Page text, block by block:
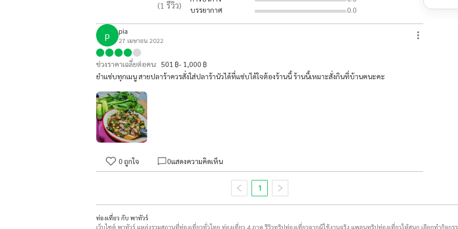
(1 รีวิว)
บรรยากาศ
0.0
p pia
27 เมษายน 2022
ช่วงราคาเฉลี่ยต่อคน: 501 ฿- 1,000 ฿
ยำแซ่บทุกเมนู สายปลาร้าควรสั่งใส่ปลาร้านัวได้ที่แซ่บได้ใจต้องร้านนี้ ร้านนี้เหมาะสั่งกินที่บ้านคนะคะ
0 ถูกใจ 0แสดงความคิดเห็น
1
ท่องเที่ยว กับ พาทัวร์
เว็บไซต์ พาทัวร์ แหล่งรวมสถานที่ท่องเที่ยวทั่วไทย ท่องเที่ยว 4 ภาค รีวิวทริปท่องเที่ยวจากผู้ใช้งานจริง แพลนทริปท่องเที่ยวให้สนุก เลือกทำกิจกร